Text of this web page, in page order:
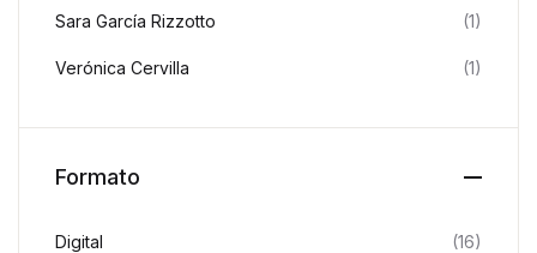
Sara García Rizzotto (1)
Verónica Cervilla (1)
Formato
Digital (16)